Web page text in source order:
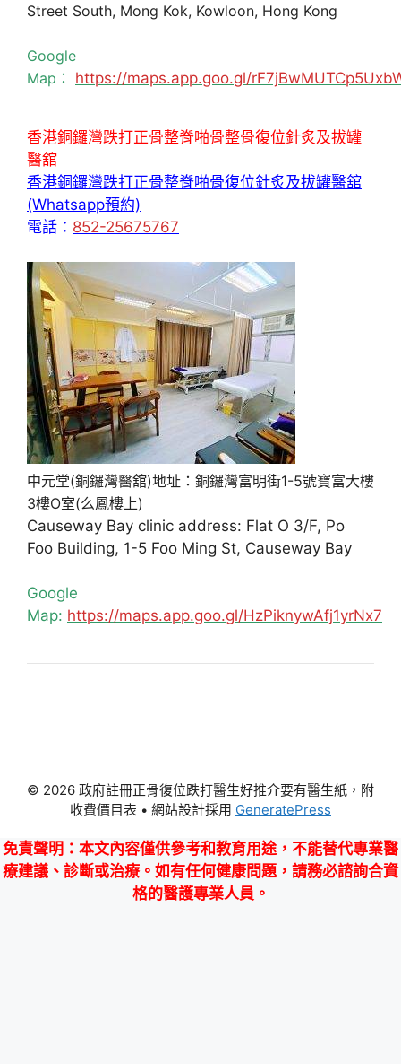
Street South, Mong Kok, Kowloon, Hong Kong
Google
Map： https://maps.app.goo.gl/
香港銅鑼灣跌打正骨整脊啪骨整骨復位針炙及拔罐
醫舘
香港銅鑼灣跌打正骨整脊啪骨復位針炙及拔罐醫舘
(Whatsapp預約)
電話： 852-25675767
中元堂(銅鑼灣醫舘)地址：銅鑼灣富明街1-5號寶富大樓
3樓O室(么鳳樓上)
Causeway Bay clinic address: Flat O 3/F, Po
Foo Building, 1-5 Foo Ming St, Causeway Bay
Google
Map: https://maps.app.goo.gl/HzPiknywAfj1yrNx7
© 2026 政府註冊正骨復位跌打醫生好推介要有醫生紙，附
收費價目表 • 網站設計採用 GeneratePress
免責聲明 ：本文內容僅供參考和教育用途，不能替代專業醫
療建議、診斷或治療。如有任何健康問題，請務必諮詢合資
格的醫護專業人員。